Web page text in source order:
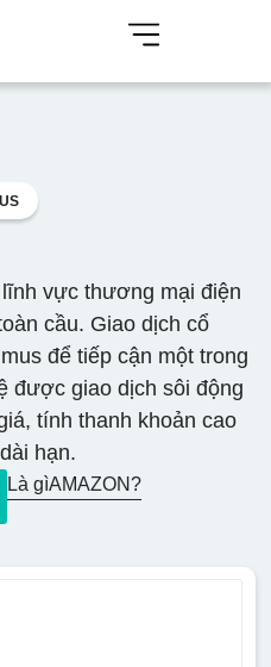
vực thương mại điện
cầu. Giao dịch cổ
để tiếp cận một trong
được giao dịch sôi động
tính thanh khoản cao
hạn.
Là gìAMAZON?